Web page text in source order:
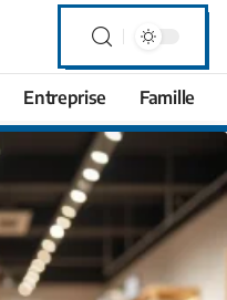
Entreprise Famille